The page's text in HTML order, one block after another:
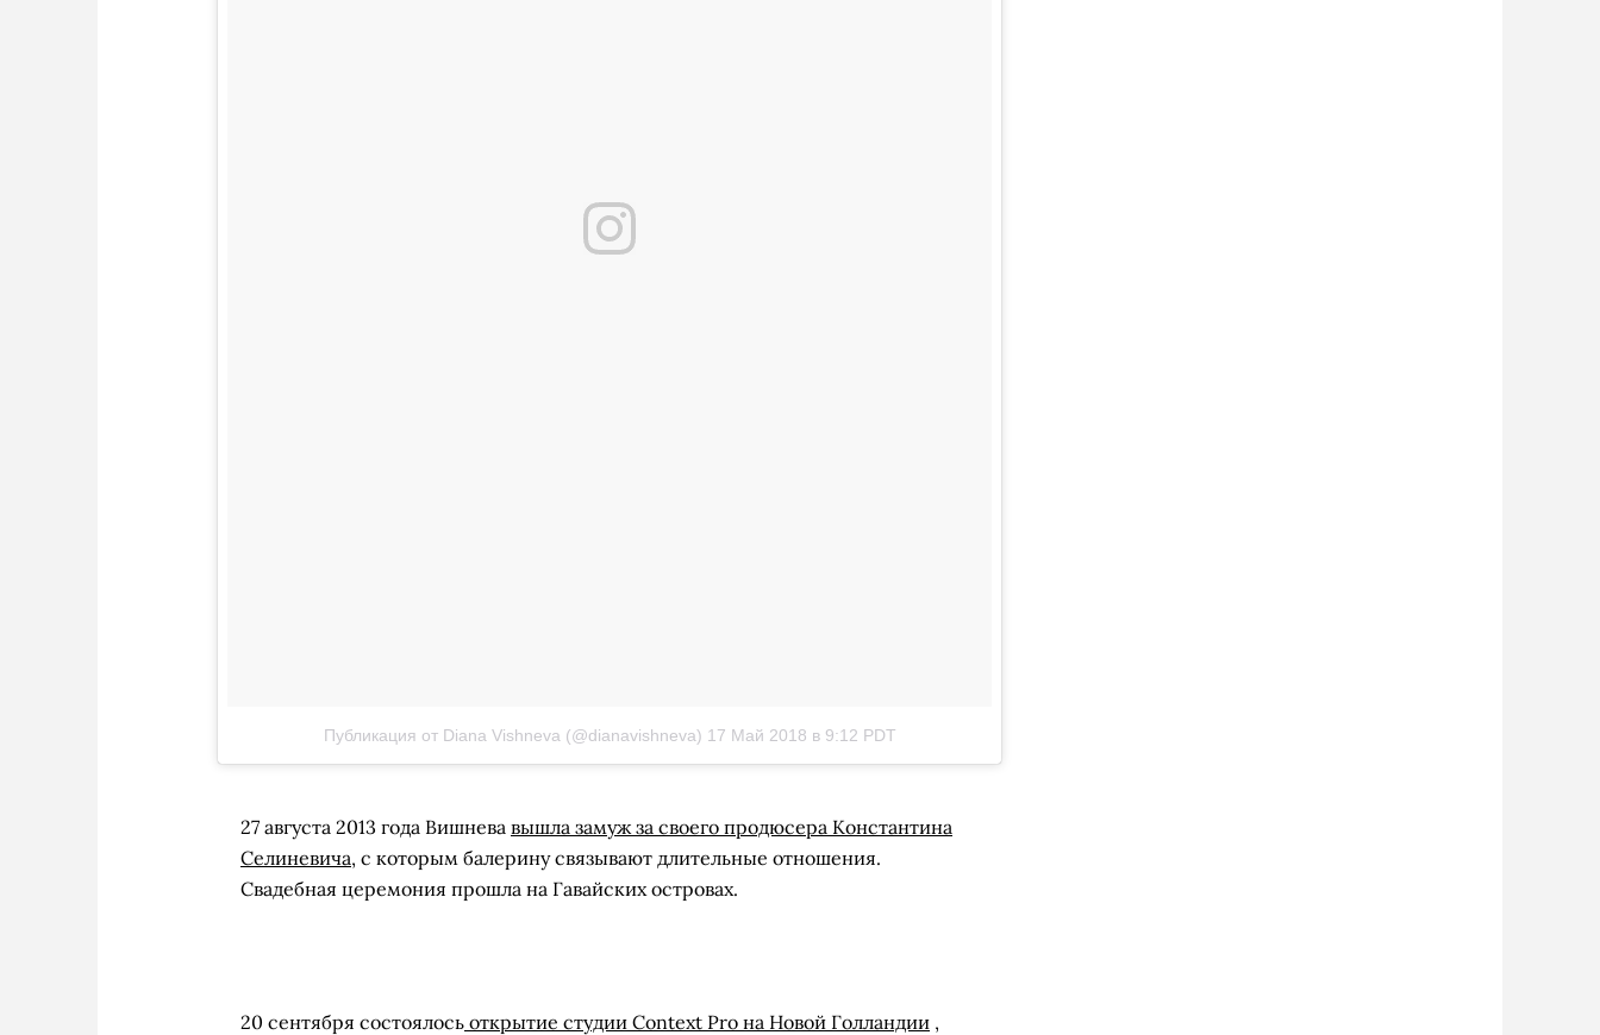
Публикация от Diana Vishneva (@dianavishneva) 17 Май 2018 в 9:12 PDT
27 августа 2013 года Вишнева вышла замуж за своего продюсера Константина
Селиневича, с которым балерину связывают длительные отношения.
Свадебная церемония прошла на Гавайских островах.
20 сентября состоялось открытие студии Context Pro на Новой Голландии ,